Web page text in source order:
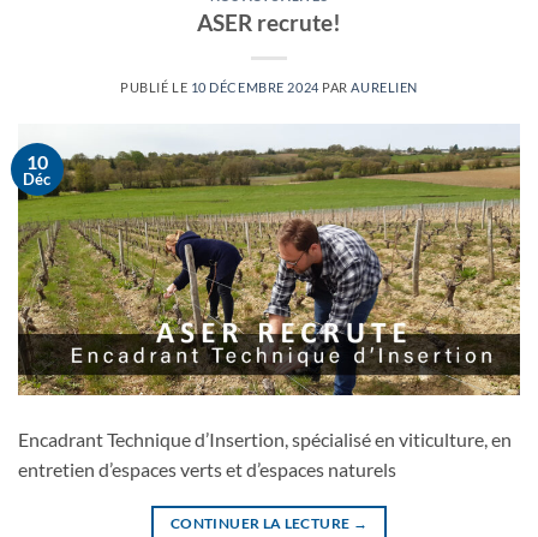
ASER recrute!
PUBLIÉ LE 10 DÉCEMBRE 2024 PARAURELIEN
10
Déc
Encadrant Technique d’Insertion, spécialisé en viticulture, en
entretien d’espaces verts et d’espaces naturels
CONTINUER LA LECTURE →